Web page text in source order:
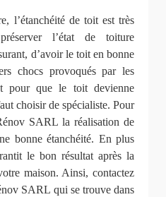
l’étanchéité de toit est très
l’état de toiture
d’avoir le toit en bonne
chocs provoqués par les
pour que le toit devienne
choisir de spécialiste. Pour
SARL la réalisation de
bonne étanchéité. En plus
le bon résultat après la
maison. Ainsi, contactez
SARL qui se trouve dans